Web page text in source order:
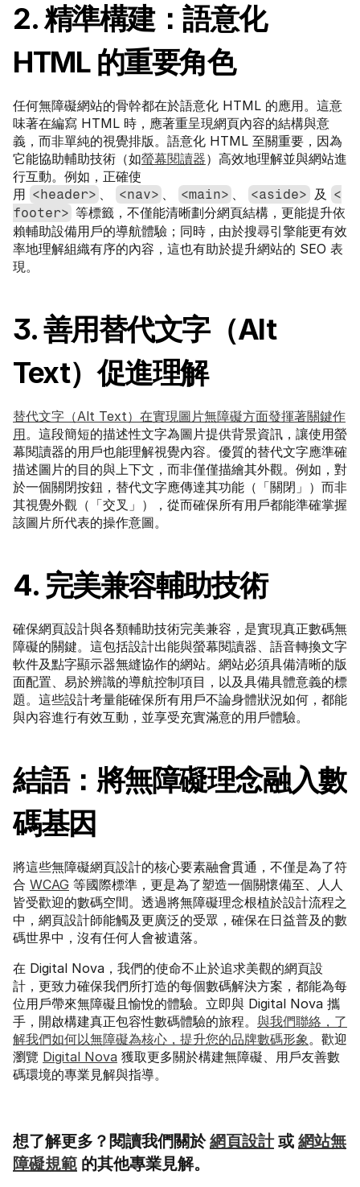
2. 精準構建：語意化
HTML 的重要角色
任何無障礙網站的骨幹都在於語意化 HTML 的應用。這意
味著在編寫 HTML 時，應著重呈現網頁內容的結構與意
義，而非單純的視覺排版。語意化 HTML 至關重要，因為
它能協助輔助技術（如螢幕閱讀器）高效地理解並與網站進
行互動。例如，正確使
用 <header> 、 <nav> 、 <main> 、 <aside> 及
<
footer> 等標籤，不僅能清晰劃分網頁結構，更能提升依
賴輔助設備用戶的導航體驗；同時，由於搜尋引擎能更有效
率地理解組織有序的內容，這也有助於提升網站的 SEO 表
現。
3. 善用替代文字（Alt
Text）促進理解
替代文字（Alt Text）在實現圖片無障礙方面發揮著關鍵作
用。這段簡短的描述性文字為圖片提供背景資訊，讓使用螢
幕閱讀器的用戶也能理解視覺內容。優質的替代文字應準確
描述圖片的目的與上下文，而非僅僅描繪其外觀。例如，對
於一個關閉按鈕，替代文字應傳達其功能（「關閉」）而非
其視覺外觀（「交叉」），從而確保所有用戶都能準確掌握
該圖片所代表的操作意圖。
4. 完美兼容輔助技術
確保網頁設計與各類輔助技術完美兼容，是實現真正數碼無
障礙的關鍵。這包括設計出能與螢幕閱讀器、語音轉換文字
軟件及點字顯示器無縫協作的網站。網站必須具備清晰的版
面配置、易於辨識的導航控制項目，以及具備具體意義的標
題。這些設計考量能確保所有用戶不論身體狀況如何，都能
與內容進行有效互動，並享受充實滿意的用戶體驗。
結語：將無障礙理念融入數
碼基因
將這些無障礙網頁設計的核心要素融會貫通，不僅是為了符
合 WCAG 等國際標準，更是為了塑造一個關懷備至、人人
皆受歡迎的數碼空間。透過將無障礙理念根植於設計流程之
中，網頁設計師能觸及更廣泛的受眾，確保在日益普及的數
碼世界中，沒有任何人會被遺落。
在 Digital Nova，我們的使命不止於追求美觀的網頁設
計，更致力確保我們所打造的每個數碼解決方案，都能為每
位用戶帶來無障礙且愉悅的體驗。立即與 Digital Nova 攜
手，開啟構建真正包容性數碼體驗的旅程。 與我們聯絡，了
解我們如何以無障礙為核心，提升您的品牌數碼形象。歡迎
瀏覽 Digital Nova 獲取更多關於構建無障礙、用戶友善數
碼環境的專業見解與指導。
想了解更多？閱讀我們關於 網頁設計 或 網站無
障礙規範 的其他專業見解。